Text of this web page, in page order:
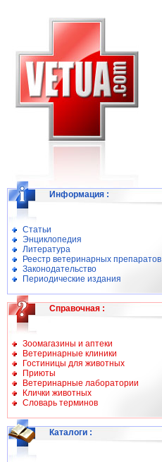
Информация :
Статьи
Энциклопедия
Литература
Реестр ветеринарных препаратов
Законодательство
Периодические издания
Справочная :
Зоомагазины и аптеки
Ветеринарные клиники
Гостиницы для животных
Приюты
Ветеринарные лаборатории
Клички животных
Словарь терминов
Каталоги :